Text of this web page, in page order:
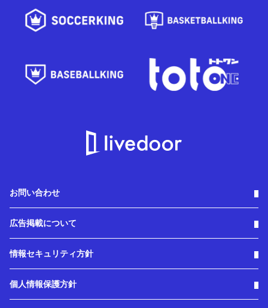
お問い合わせ
広告掲載について
情報セキュリティ方針
個人情報保護方針